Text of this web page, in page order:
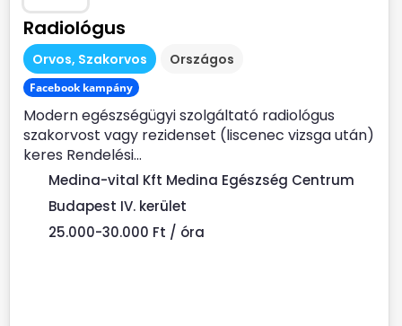
Radiológus
Orvos, Szakorvos Országos
Facebook kampány
Modern egészségügyi szolgáltató radiológus
szakorvost vagy rezidenset (liscenec vizsga után)
keres Rendelési...
Medina-vital Kft Medina Egészség Centrum
Budapest IV. kerület
25.000-30.000 Ft / óra